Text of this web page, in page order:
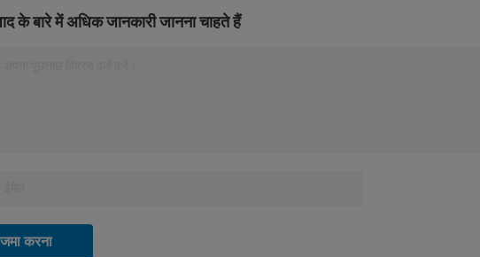
के बारे में अधिक जानकारी जानना चाहते हैं
जमा करना